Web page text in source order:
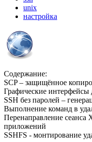
unix
настройка
Содержание:
SCP – защищённое
Графические интерфейсы
SSH без паролей –
Выполнение команд в
Перенаправление сеанса
приложений
SSHFS - монтирование